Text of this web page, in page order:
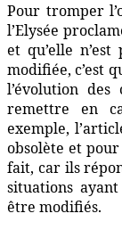
Pour tromper
l’Elysée
et qu’elle n’est
modifiée, c’est
l’évolution des
remettre en
exemple,
obsolète et pour
fait, car ils
situations
être modifiés.